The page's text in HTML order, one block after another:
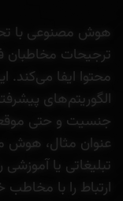
هوش مصنوعی با
ترجیحات
محتوا ایفا می‌کند.
الگوریتم‌های
جنسیت و حتی
عنوان مثال، هوش
تبلیغاتی یا
ارتباط را با